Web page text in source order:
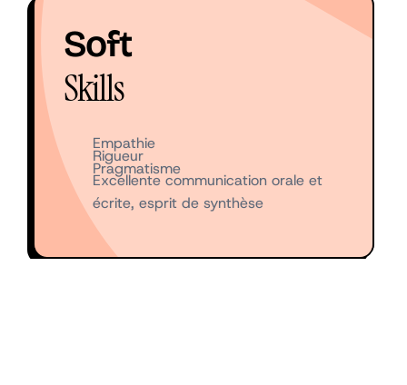
Soft
Skills
Empathie
Rigueur
Pragmatisme
Excellente communication orale et
écrite, esprit de synthèse